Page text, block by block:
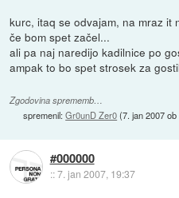
kurc, itaq se odvajam, na mraz it
če bom spet začel...
ali pa naj naredijo kadilnice po
ampak to bo spet strosek za
Zgodovina sprememb…
spremenil:Gr0unD Zer0(7. jan 2007
#000000
::7. jan 2007, 19:37